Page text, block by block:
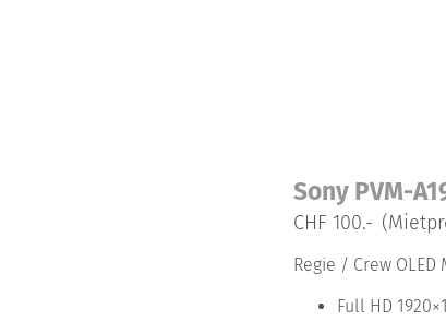
Sony PVM-
CHF 100.-
Regie / Crew OLED
Full HD